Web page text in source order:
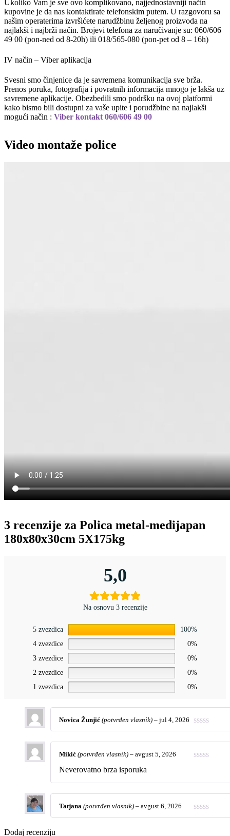
Ukoliko Vam je sve ovo komplikovano, najjednostavniji način
kupovine je da nas kontaktirate telefonskim putem. U razgovoru sa
našim operaterima izvršićete narudžbinu željenog proizvoda na
najlakši i najbrži način. Brojevi telefona za naručivanje su: 060/606
49 00 (pon-ned od 8-20h) ili 018/565-080 (pon-pet od 8 – 16h)
IV način – Viber aplikacija
Svesni smo činjenice da je savremena komunikacija sve brža.
Prenos poruka, fotografija i povratnih informacija mnogo je lakša uz
savremene aplikacije. Obezbedili smo podršku na ovoj platformi
kako bismo bili dostupni za vaše upite i porudžbine na najlakši
mogući način : Viber kontakt 060/606 49 00
Video montaže police
3 recenzije za Polica metal-medijapan
180x80x30cm 5X175kg
5,0
Na osnovu 3 recenzije
5 zvezdica
100%
4 zvezdice
0%
3 zvezdice
0%
2 zvezdice
0%
1 zvezdica
0%
Novica Žunjić (potvrđen vlasnik) – jul 4, 2026
Mikić (potvrđen vlasnik) – avgust 5, 2026
Neverovatno brza isporuka
Tatjana (potvrđen vlasnik) – avgust 6, 2026
Dodaj recenziju